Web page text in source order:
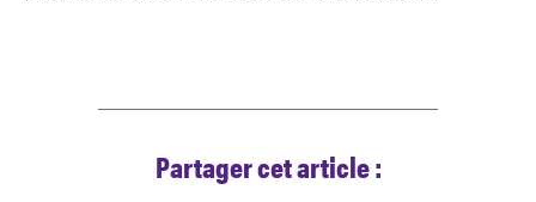
Partager cet article :